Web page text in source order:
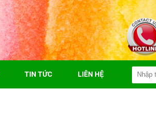
TIN TỨC LIÊN HỆ